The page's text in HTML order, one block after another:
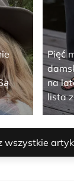
Pięć
na
lista
wszystkie